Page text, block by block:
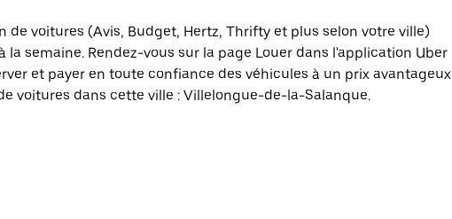
de voitures (Avis, Budget, Hertz, Thrifty et plus selon votre ville)
la semaine. Rendez-vous sur la page Louer dans l'application Uber
et payer en toute confiance des véhicules à un prix avantageux
voitures dans cette ville : Villelongue-de-la-Salanque.